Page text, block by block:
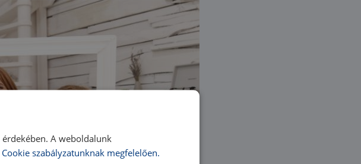
A weboldalunk
Cookie szabályzatunknak megfelelően.